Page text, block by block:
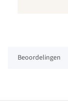
Beoordelingen